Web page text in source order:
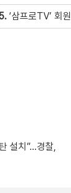
‘삼프로TV’ 회
설치”…경찰,